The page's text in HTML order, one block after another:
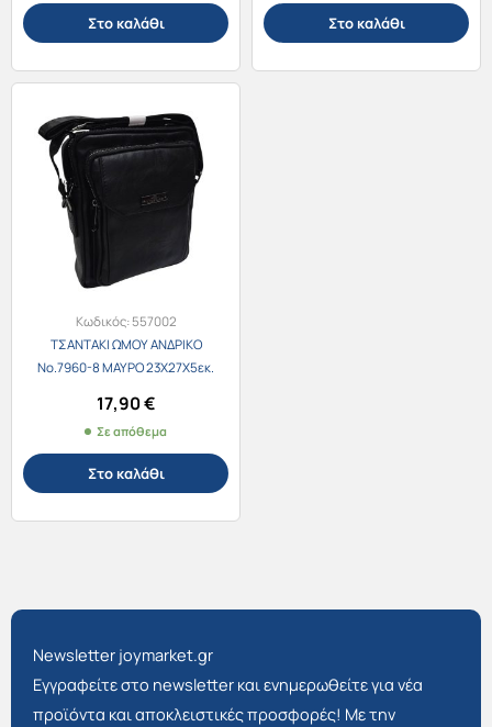
Στο καλάθι Στο καλάθι
Κωδικός:557002
ΤΣΑΝΤΑΚΙ ΩΜΟΥ ΑΝΔΡΙΚΟ
Νο.7960-8 ΜΑΥΡΟ 23Χ27Χ5εκ.
17,90€
Σε απόθεμα
Στο καλάθι
Newsletter joymarket.gr
Εγγραφείτε στο newsletter και ενημερωθείτε για νέα
προϊόντα και αποκλειστικές προσφορές! Με την